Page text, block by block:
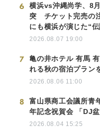
6
横浜vs沖縄尚学、8
突 チケット完売の
にも横浜が演じた“
2026.08.07 19:00
7
亀の井ホテル 有馬
れる秋の宿泊プラン
2026.08.06 11:00
8
富山県商工会議所青
年記念祝賀会 「DJ
2026.08.04 15:25